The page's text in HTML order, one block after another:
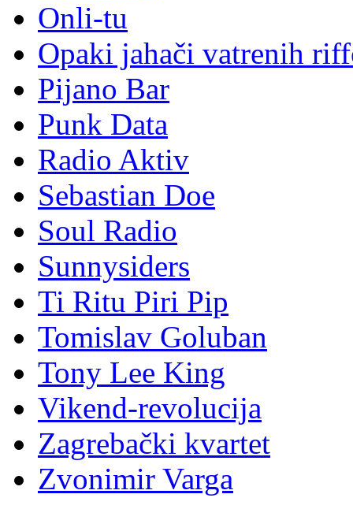
Mjesni odbor
No Rules
Onli-tu
Opaki jahači vatrenih
Pijano Bar
Punk Data
Radio Aktiv
Sebastian Doe
Soul Radio
Sunnysiders
Ti Ritu Piri Pip
Tomislav Goluban
Tony Lee King
Vikend-revolucija